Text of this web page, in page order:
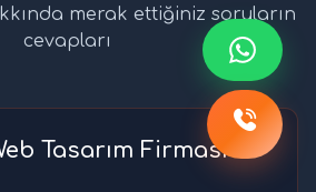
merak ettiğiniz soruların
cevapları
Tasarım Firması